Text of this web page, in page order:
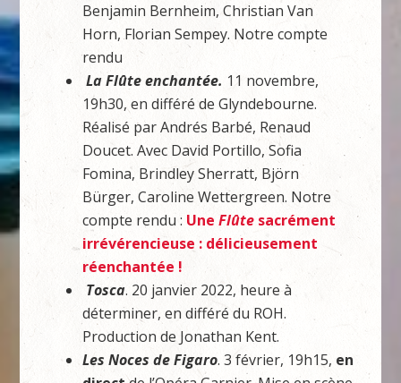
Benjamin Bernheim, Christian Van
Horn, Florian Sempey. Notre compte
rendu
La Flûte enchantée. 11 novembre,
19h30, en différé de Glyndebourne.
Réalisé par Andrés Barbé, Renaud
Doucet. Avec David Portillo, Sofia
Fomina, Brindley Sherratt, Björn
Bürger, Caroline Wettergreen. Notre
compte rendu : UneFlûte sacrément
irrévérencieuse : délicieusement
réenchantée !
Tosca. 20 janvier 2022, heure à
déterminer, en différé du ROH.
Production de Jonathan Kent.
Les Noces de Figaro. 3 février, 19h15, en